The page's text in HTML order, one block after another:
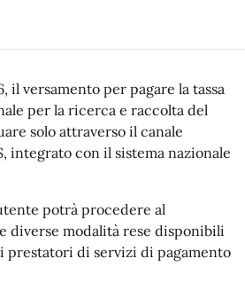
il versamento per pagare la tassa
per la ricerca e raccolta del
solo attraverso il canale
integrato con il sistema nazionale
potrà procedere al
diverse modalità rese disponibili
prestatori di servizi di pagamento